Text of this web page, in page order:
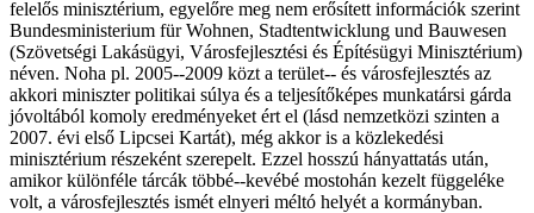
felelős minisztérium, egyelőre meg nem erősített információk szerint
Bundesministerium für Wohnen, Stadtentwicklung und Bauwesen
(Szövetségi Lakásügyi, Városfejlesztési és Építésügyi Minisztérium)
néven. Noha pl. 2005-­‐2009 közt a terület-­‐ és városfejlesztés az
akkori miniszter politikai súlya és a teljesítőképes munkatársi gárda
jóvoltából komoly eredményeket ért el (lásd nemzetközi szinten a
2007. évi első Lipcsei Kartát), még akkor is a közlekedési
minisztérium részeként szerepelt. Ezzel hosszú hányattatás után,
amikor különféle tárcák többé-­‐kevébé mostohán kezelt függeléke
volt, a városfejlesztés ismét elnyeri méltó helyét a kormányban.